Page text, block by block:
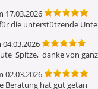
17.03.2026
die unterstützende
Spitze,  danke von
02.03.2026
Beratung hat gut getan